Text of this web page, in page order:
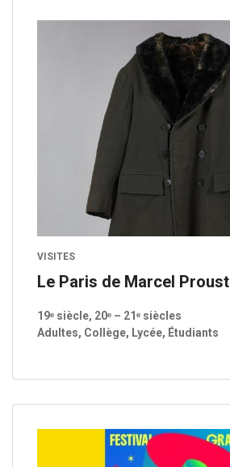
VISITES
Le Paris de Marcel Proust
19ᵉ siècle, 20ᵉ – 21ᵉ siècles
Adultes, Collège, Lycée, Étudiants